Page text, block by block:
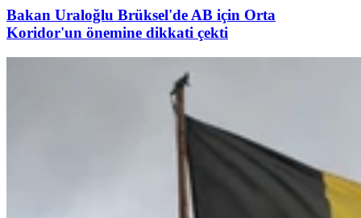
Bakan Uraloğlu Brüksel'de AB için Orta
Koridor'un önemine dikkati çekti